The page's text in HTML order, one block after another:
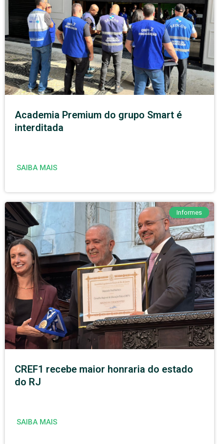
Academia Premium do grupo Smart é
interditada
SAIBA MAIS
Informes
CREF1 recebe maior honraria do estado
do RJ
SAIBA MAIS